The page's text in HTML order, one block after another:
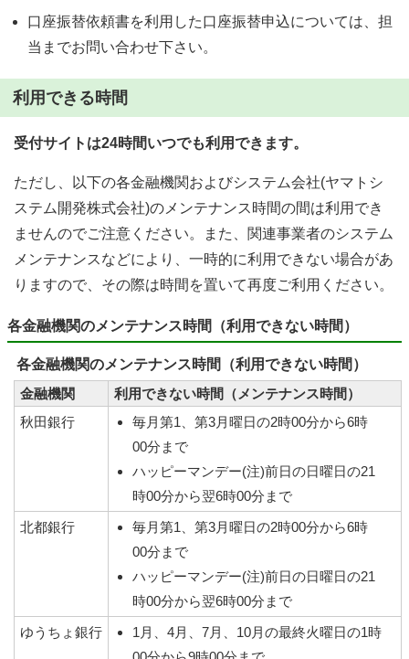
口座振替依頼書を利用した口座振替申込については、担
当までお問い合わせ下さい。
利用できる時間
受付サイトは24時間いつでも利用できます。
ただし、以下の各金融機関およびシステム会社(ヤマトシ
ステム開発株式会社)のメンテナンス時間の間は利用でき
ませんのでご注意ください。また、関連事業者のシステム
メンテナンスなどにより、一時的に利用できない場合があ
りますので、その際は時間を置いて再度ご利用ください。
各金融機関のメンテナンス時間（利用できない時間）
各金融機関のメンテナンス時間（利用できない時間）
金融機関
利用できない時間（メンテナンス時間）
秋田銀行
毎月第1、第3月曜日の2時00分から6時
00分まで
ハッピーマンデー(注)前日の日曜日の21
時00分から翌6時00分まで
北都銀行
毎月第1、第3月曜日の2時00分から6時
00分まで
ハッピーマンデー(注)前日の日曜日の21
時00分から翌6時00分まで
ゆうちょ銀行
1月、4月、7月、10月の最終火曜日の1時